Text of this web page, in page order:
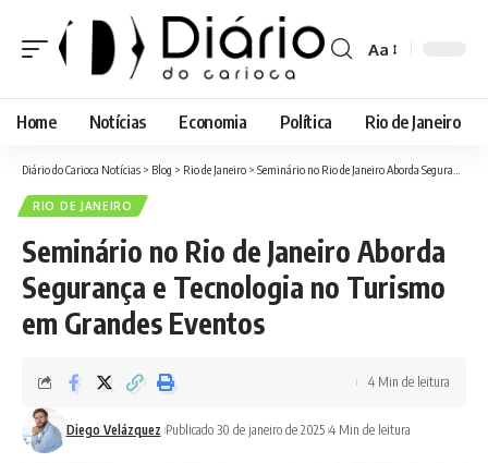
Font
Aa
Home Notícias Economia Política Rio de Janeiro
Diário do Carioca Notícias > Blog > Rio de Janeiro > Seminário no Rio de Janeiro Aborda Segurança e Tecnologia no Turismo em Grandes Eventos
RIO DE JANEIRO
Seminário no Rio de Janeiro Aborda
Segurança e Tecnologia no Turismo
em Grandes Eventos
Diego Velázquez Publicado 30 de janeiro de 2025 4 Min de leitura
4 Min de leitura